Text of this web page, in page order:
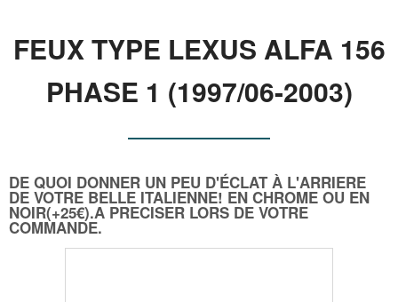
FEUX TYPE LEXUS ALFA 156
PHASE 1 (1997/06-2003)
DE QUOI DONNER UN PEU D'ÉCLAT À L'ARRIERE
DE VOTRE BELLE ITALIENNE! EN CHROME OU EN
NOIR(+25€).A PRECISER LORS DE VOTRE
COMMANDE.